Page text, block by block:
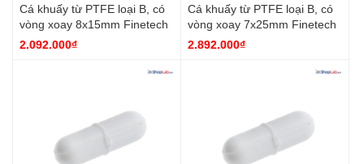
Cá khuấy từ PTFE loại B, có
vòng xoay 8x15mm Finetech
2.092.000₫
Cá khuấy từ PTFE loại B, có
vòng xoay 7x25mm Finetech
2.892.000₫